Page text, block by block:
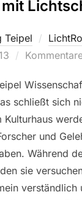
Teipel
schließt sich
Kulturhaus
und
Während
sie
verständlich